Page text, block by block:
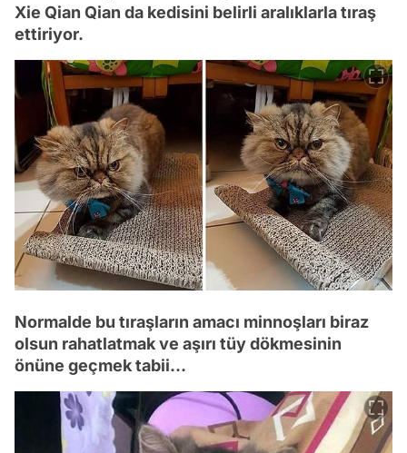
Xie Qian Qian da kedisini belirli aralıklarla tıraş
ettiriyor.
Normalde bu tıraşların amacı minnoşları biraz
olsun rahatlatmak ve aşırı tüy dökmesinin
önüne geçmek tabii...